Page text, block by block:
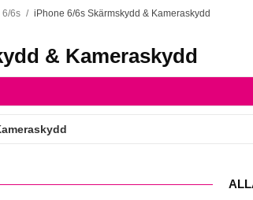
6/6s / iPhone 6/6s Skärmskydd & Kameraskydd
& Kameraskydd